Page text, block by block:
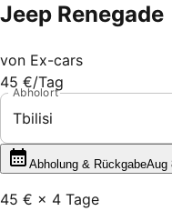
Jeep Renegade
von Ex-cars
45 €/Tag
Abholort
Tbilisi
Abholung & RückgabeAug
45 € × 4 Tage